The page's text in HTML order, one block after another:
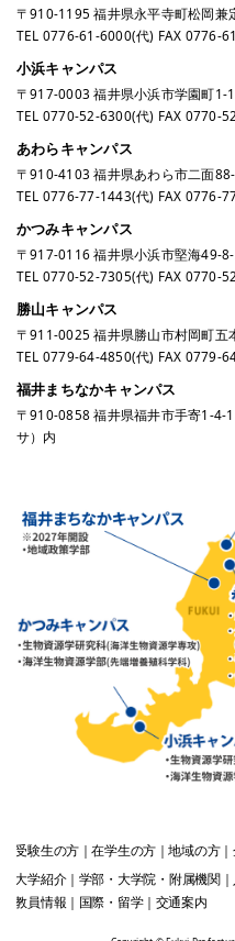
〒910-1195 福井県永平寺町松岡兼
TEL 0776-61-6000(代) FAX 0776-
小浜キャンパス
〒917-0003 福井県小浜市学園町1-1
TEL 0770-52-6300(代) FAX 0770-
あわらキャンパス
〒910-4103 福井県あわら市二面
TEL 0776-77-1443(代) FAX 0776-
かつみキャンパス
〒917-0116 福井県小浜市堅海49-
TEL 0770-52-7305(代) FAX 0770-
勝山キャンパス
〒911-0025 福井県勝山市村岡町五
TEL 0779-64-4850(代) FAX 0779-
福井まちなかキャンパス
〒910-0858 福井県福井市手寄1-4-1
サ）内
受験生の方 在学生の方 地域の方
大学紹介
学部・大学院・附属機関
教員情報
国際・留学 交通案内